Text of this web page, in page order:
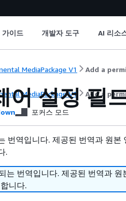
가이드 개발자 도구 AI 리소
MediaPackage V1 Add a
MediaPackage V1 Add a
어 설정 필
포커스 모드
번역입니다. 제공된 번역과 원본
.
는 번역입니다. 제공된 번역과
니다.